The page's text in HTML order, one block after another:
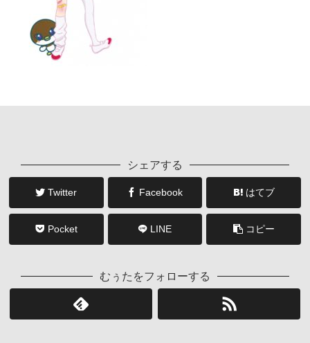
シェアする
Twitter Facebook はてブ
Pocket LINE コピー
むぅたをフォローする